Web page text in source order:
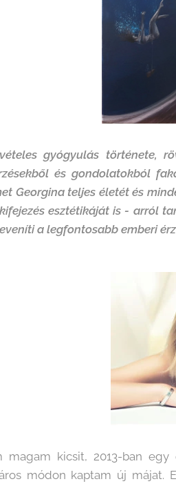
gyógyulás története,
és gondolatokból
Georgina teljes életét és
esztétikáját is - arról
a legfontosabb emberi
magam kicsit, 2013-ban
módon kaptam új májat.